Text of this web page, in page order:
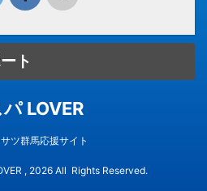
ト
LOVER
ツ群馬応援サイト
, 2026 All Rights Reserved.